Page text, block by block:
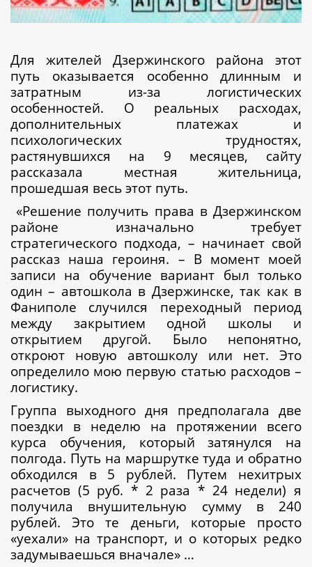
Для жителей Дзержинского района этот
путь оказывается особенно длинным и
затратным из-за логистических
особенностей. О реальных расходах,
дополнительных платежах и
психологических трудностях,
растянувшихся на 9 месяцев, сайту
рассказала местная жительница,
прошедшая весь этот путь.
«Решение получить права в Дзержинском
районе изначально требует
стратегического подхода, – начинает свой
рассказ наша героиня. – В момент моей
записи на обучение вариант был только
один – автошкола в Дзержинске, так как в
Фаниполе случился переходный период
между закрытием одной школы и
открытием другой. Было непонятно,
откроют новую автошколу или нет. Это
определило мою первую статью расходов –
логистику.
Группа выходного дня предполагала две
поездки в неделю на протяжении всего
курса обучения, который затянулся на
полгода. Путь на маршрутке туда и обратно
обходился в 5 рублей. Путем нехитрых
расчетов (5 руб. * 2 раза * 24 недели) я
получила внушительную сумму в 240
рублей. Это те деньги, которые просто
«уехали» на транспорт, и о которых редко
задумываешься вначале» …